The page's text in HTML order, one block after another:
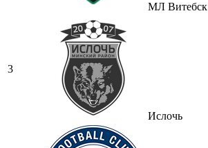
МЛ Витебск
3
Ислочь